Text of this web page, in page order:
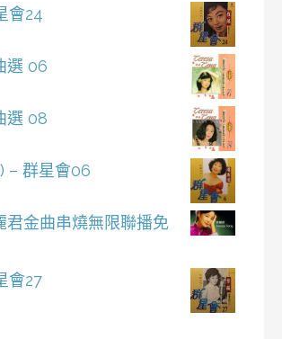
會24
選 06
選 08
– 群星會06
君金曲串燒無限聯播免
會27